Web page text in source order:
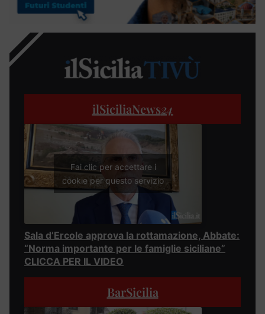
ilSiciliaNews24
Fai clic per accettare i
cookie per questo servizio
Sala d’Ercole approva la rottamazione, Abbate:
“Norma importante per le famiglie siciliane”
CLICCA PER IL VIDEO
BarSicilia